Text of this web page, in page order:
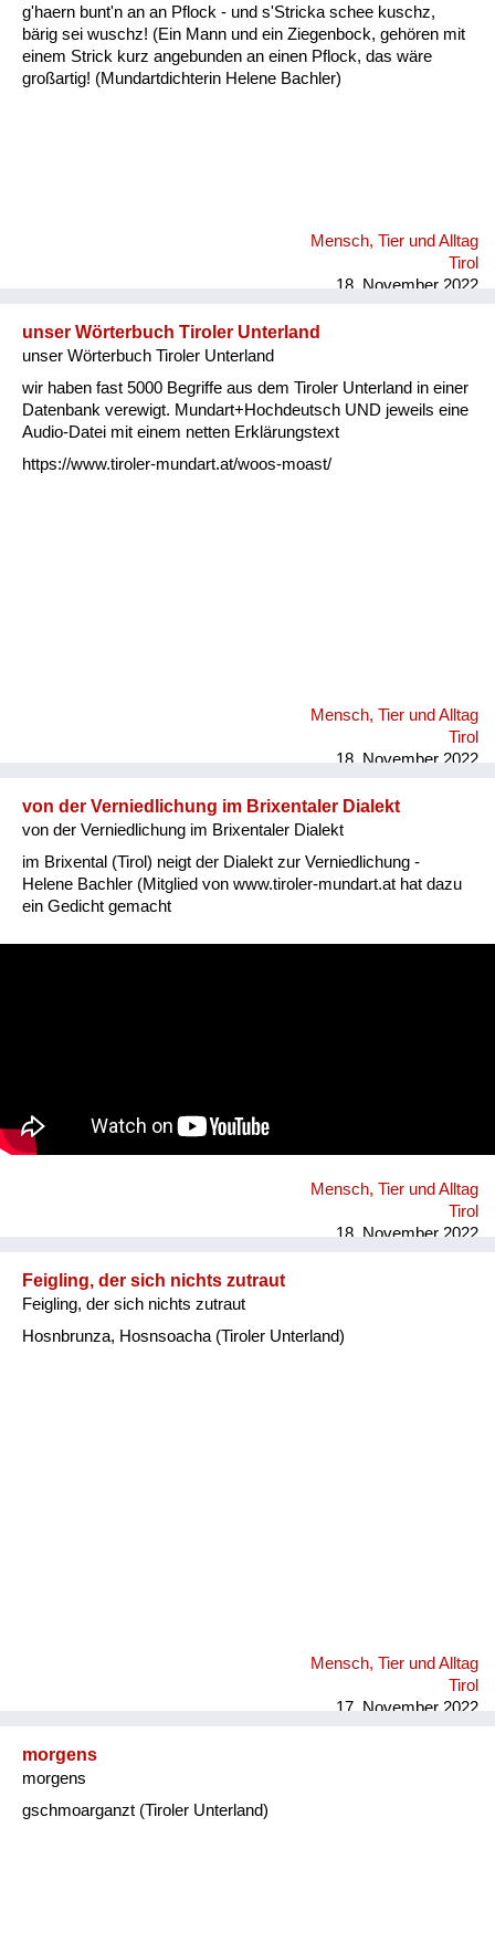
Mensch, Tier und Alltag
Schmankerln und
g'haern bunt'n an an Pflock - und s'Stricka schee kuschz,
bärig sei wuschz! (Ein Mann und ein Ziegenbock, gehören mit
einem Strick kurz angebunden an einen Pflock, das wäre
großartig! (Mundartdichterin Helene Bachler)
Mensch, Tier und Alltag
Tirol
18. November 2022
unser Wörterbuch Tiroler Unterland
unser Wörterbuch Tiroler Unterland
wir haben fast 5000 Begriffe aus dem Tiroler Unterland in einer
Datenbank verewigt. Mundart+Hochdeutsch UND jeweils eine
Audio-Datei mit einem netten Erklärungstext
https://www.tiroler-mundart.at/woos-moast/
Mensch, Tier und Alltag
Tirol
18. November 2022
von der Verniedlichung im Brixentaler Dialekt
von der Verniedlichung im Brixentaler Dialekt
im Brixental (Tirol) neigt der Dialekt zur Verniedlichung -
Helene Bachler (Mitglied von www.tiroler-mundart.at hat dazu
ein Gedicht gemacht
Mensch, Tier und Alltag
Tirol
18. November 2022
Feigling, der sich nichts zutraut
Feigling, der sich nichts zutraut
Hosnbrunza, Hosnsoacha (Tiroler Unterland)
Mensch, Tier und Alltag
Tirol
17. November 2022
morgens
morgens
gschmoarganzt (Tiroler Unterland)